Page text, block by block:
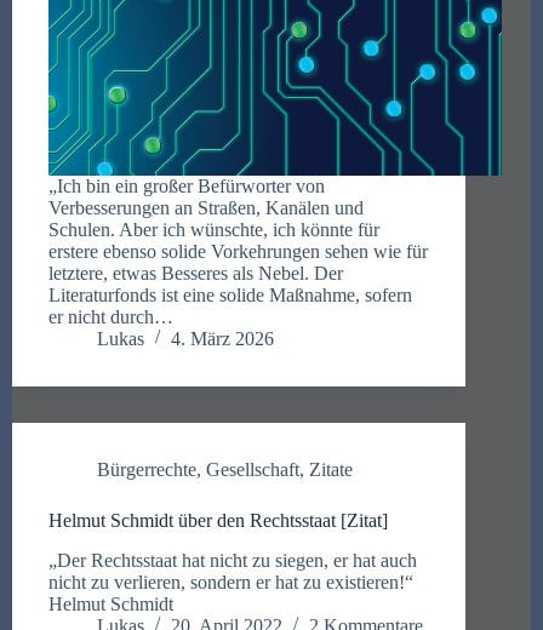
„Ich bin ein großer Befürworter von
Verbesserungen an Straßen, Kanälen und
Schulen. Aber ich wünschte, ich könnte für
erstere ebenso solide Vorkehrungen sehen wie für
letztere, etwas Besseres als Nebel. Der
Literaturfonds ist eine solide Maßnahme, sofern
er nicht durch…
Lukas
4. März 2026
Bürgerrechte, Gesellschaft, Zitate
Helmut Schmidt über den Rechtsstaat [Zitat]
„Der Rechtsstaat hat nicht zu siegen, er hat auch
nicht zu verlieren, sondern er hat zu existieren!“
Helmut Schmidt
Lukas
20. April 2022 2 Kommentare